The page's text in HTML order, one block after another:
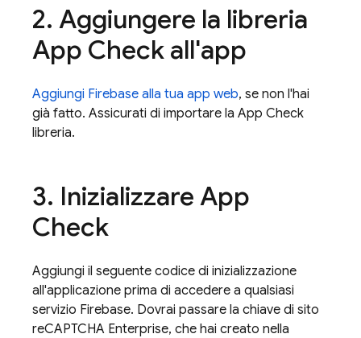
2. Aggiungere la libreria
App Check all'app
Aggiungi Firebase alla tua app web, se non l'hai
già fatto. Assicurati di importare la App Check
libreria.
3. Inizializzare App
Check
Aggiungi il seguente codice di inizializzazione
all'applicazione prima di accedere a qualsiasi
servizio Firebase. Dovrai passare la chiave di sito
reCAPTCHA Enterprise, che hai creato nella